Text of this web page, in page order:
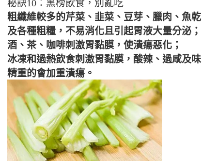
秘訣10：黑榜飲食，別亂吃
粗纖維較多的芹菜、韭菜、豆芽、臘肉、魚乾
及各種粗糧，不易消化且引起胃液大量分泌；
酒、茶、咖啡刺激胃黏膜，使潰瘍惡化；
冰凍和過熱飲食刺激胃黏膜，酸辣、過咸及味
精重的會加重潰瘍。